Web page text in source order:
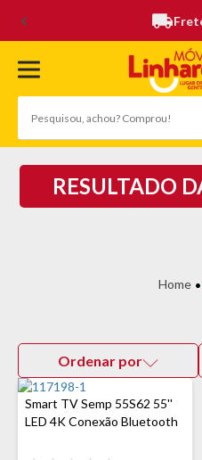
RESULTADO
Ordenar por
Smart TV Semp 55S62 55''
LED 4K Conexão Bluetooth